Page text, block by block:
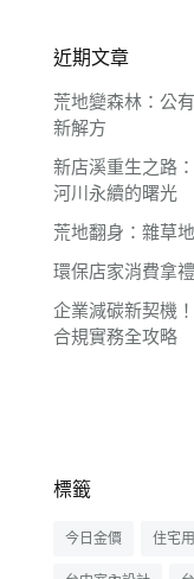
近期文章
荒地變森林：公
新解方
新店溪重生之路
河川永續的曙光
荒地翻身：雜草
環保店家消費拿
企業減碳新契機
合規實務全攻略
標籤
今日金價 住宅